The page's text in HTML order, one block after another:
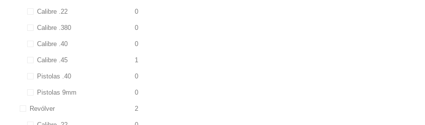
Calibre .22 0
Calibre .380 0
Calibre .40 0
Calibre .45 1
Pistolas .40 0
Pistolas 9mm 0
Revólver 2